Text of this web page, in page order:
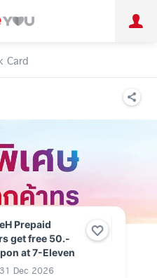
Prepaid
get free 50.-
at 7-Eleven
31 Dec 2026